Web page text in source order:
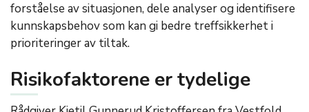
forståelse av situasjonen, dele analyser og identifisere
kunnskapsbehov som kan gi bedre treffsikkerhet i
prioriteringer av tiltak.
Risikofaktorene er tydelige